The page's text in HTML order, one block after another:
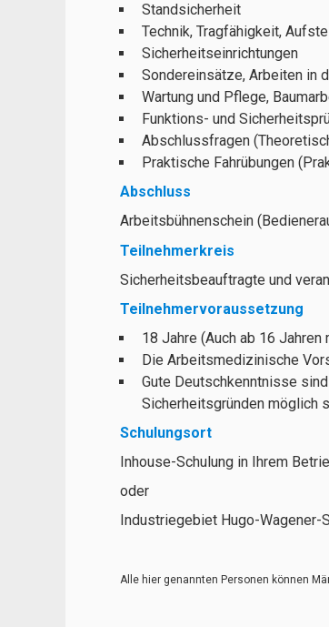
Standsicherheit
Technik, Tragfähigkeit,
Sicherheitseinrichtungen
Sondereinsätze, Arbeiten in
Wartung und Pflege,
Funktions- und
Abschlussfragen
Praktische Fahrübungen
Abschluss
Arbeitsbühnenschein
Teilnehmerkreis
Sicherheitsbeauftragte und
Teilnehmervoraussetzung
18 Jahre (Auch ab 16
Die Arbeitsmedizinische
Gute Deutschkenntnisse
Sicherheitsgründen möglich
Schulungsort
Inhouse-Schulung in Ihrem
oder
Industriegebiet Hugo-Wagener-
Alle hier genannten Personen können